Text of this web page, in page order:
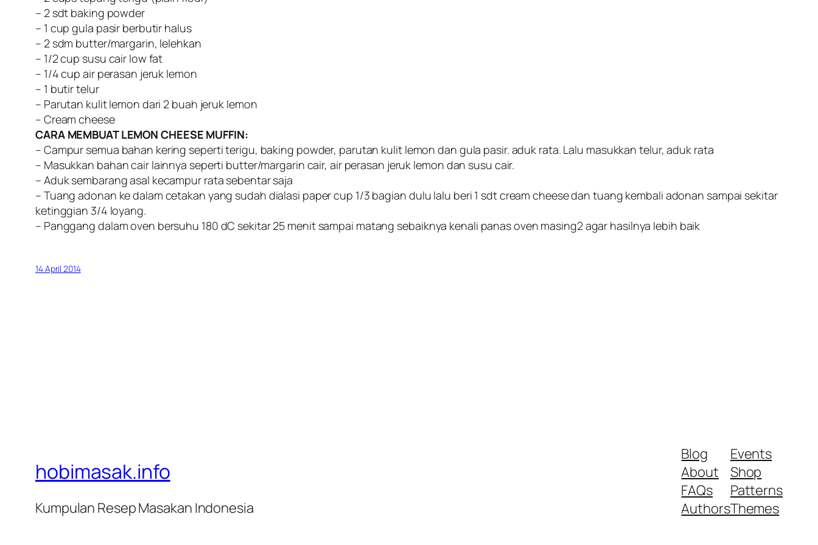
– 2 sdt baking powder
– 1 cup gula pasir berbutir halus
– 2 sdm butter/margarin, lelehkan
– 1/2 cup susu cair low fat
– 1/4 cup air perasan jeruk lemon
– 1 butir telur
– Parutan kulit lemon dari 2 buah jeruk lemon
– Cream cheese
CARA MEMBUAT LEMON CHEESE MUFFIN:
– Campur semua bahan kering seperti terigu, baking powder, parutan kulit lemon dan gula pasir. aduk rata. Lalu masukkan telur, aduk rata
– Masukkan bahan cair lainnya seperti butter/margarin cair, air perasan jeruk lemon dan susu cair.
– Aduk sembarang asal kecampur rata sebentar saja
– Tuang adonan ke dalam cetakan yang sudah dialasi paper cup 1/3 bagian dulu lalu beri 1 sdt cream cheese dan tuang kembali adonan sampai sekitar
ketinggian 3/4 loyang.
– Panggang dalam oven bersuhu 180 dC sekitar 25 menit sampai matang sebaiknya kenali panas oven masing2 agar hasilnya lebih baik
14 April 2014
hobimasak.info
Kumpulan Resep Masakan Indonesia
Blog
About
FAQs
Authors
Events
Shop
Patterns
Themes